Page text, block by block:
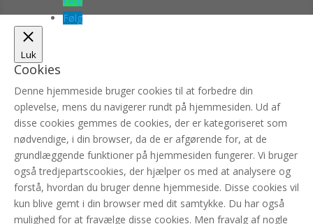
Følg
Luk
Cookies
Denne hjemmeside bruger cookies til at forbedre din
oplevelse, mens du navigerer rundt på hjemmesiden. Ud af
disse cookies gemmes de cookies, der er kategoriseret som
nødvendige, i din browser, da de er afgørende for, at de
grundlæggende funktioner på hjemmesiden fungerer. Vi bruger
også tredjepartscookies, der hjælper os med at analysere og
forstå, hvordan du bruger denne hjemmeside. Disse cookies vil
kun blive gemt i din browser med dit samtykke. Du har også
mulighed for at fravælge disse cookies. Men fravalg af nogle